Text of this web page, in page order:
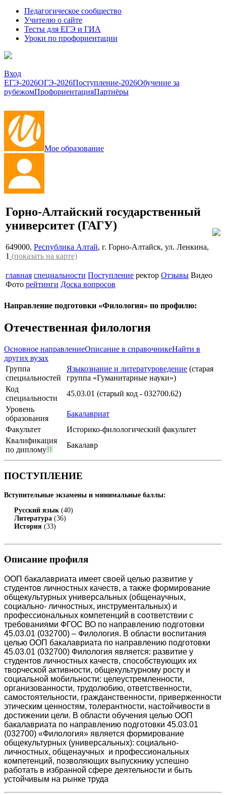
Педагогическое сообщество
Учителю о сайте
Тесты для ЕГЭ и ГИА
Уроки по профориентации
Вход
ЕГЭ-2026ОГЭ-2026Поступление-2026Обучение за
рубежомПрофориентацияПартнёры
Мое образование
Горно-Алтайский государственный
университет (ГАГУ)
649000, Республика Алтай, г. Горно-Алтайск, ул. Ленкина,
1 (показать на карте)
главная специальности Поступление ректор Отзывы Видео
Фото рейтинги Доска вопросов
Направление подготовки «Филология» по профилю:
Отечественная филология
Основное направлениеОписание в справочникеНайти в
других вузах
Группа
специальностей
Языкознание и литературоведение (старая
группа «Гуманитарные науки»)
Код
специальности
45.03.01 (старый код - 032700.62)
Уровень
образования
Бакалавриат
Факультет
Историко-филологический факультет
Квалификация
по диплому
Бакалавр
ПОСТУПЛЕНИЕ
Вступительные экзамены и минимальные баллы:
Русский язык (40)
Литература (36)
История (33)
Описание профиля
ООП бакалавриата имеет своей целью развитие у
студентов личностных качеств, а также формирование
общекультурных универсальных (общенаучных,
социально- личностных, инструментальных) и
профессиональных компетенций в соответствии с
требованиями ФГОС ВО по направлению подготовки
45.03.01 (032700) – Филология. В области воспитания
целью ООП бакалавриата по направлению подготовки
45.03.01 (032700) Филология является: развитие у
студентов личностных качеств, способствующих их
творческой активности, общекультурному росту и
социальной мобильности: целеустремленности,
организованности, трудолюбию, ответственности,
самостоятельности, гражданственности, приверженности
этическим ценностям, толерантности, настойчивости в
достижении цели. В области обучения целью ООП
бакалавриата по направлению подготовки 45.03.01
(032700) «Филология» является формирование
общекультурных (универсальных): социально-
личностных, общенаучных и профессиональных
компетенций, позволяющих выпускнику успешно
работать в избранной сфере деятельности и быть
устойчивым на рынке труда